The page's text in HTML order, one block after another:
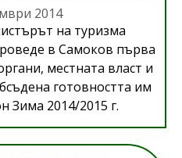
Боровец
2014
на туризма
в Самоков първа
местната власт и
готовността им
Зима 2014/2015 г.